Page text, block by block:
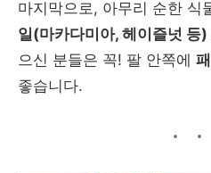
마지막으로, 아무리 순한 식
일(마카다미아, 헤이즐넛 등)
으신 분들은 꼭! 팔 안쪽에
좋습니다.